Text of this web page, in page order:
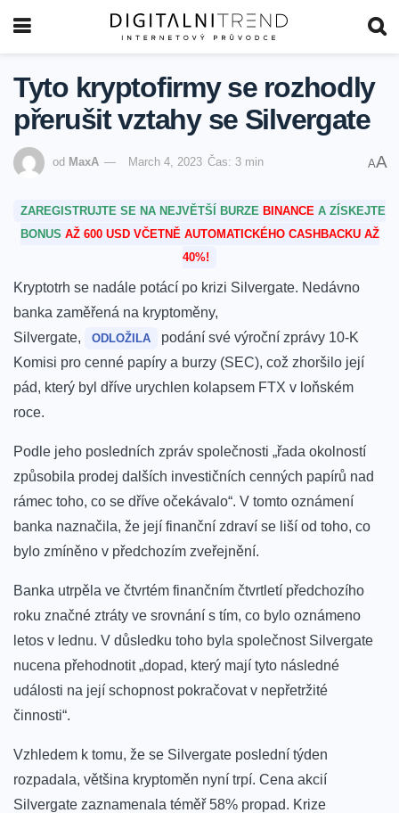
Tyto kryptofirmy se rozhodly
přerušit vztahy se Silvergate
od MaxA March 4, 2023 Čas: 3 min AA
ZAREGISTRUJTE SE NA NEJVĚTŠÍ BURZE BINANCE A ZÍSKEJTE
BONUS AŽ 600 USD VČETNĚ AUTOMATICKÉHO CASHBACKU AŽ
40%!
Kryptotrh se nadále potácí po krizi Silvergate. Nedávno
banka zaměřená na kryptoměny,
Silvergate,
ODLOŽILA
podání své výroční zprávy 10-K
Komisi pro cenné papíry a burzy (SEC), což zhoršilo její
pád, který byl dříve urychlen kolapsem FTX v loňském
roce.
Podle jeho posledních zpráv společnosti „řada okolností
způsobila prodej dalších investičních cenných papírů nad
rámec toho, co se dříve očekávalo“. V tomto oznámení
banka naznačila, že její finanční zdraví se liší od toho, co
bylo zmíněno v předchozím zveřejnění.
Banka utrpěla ve čtvrtém finančním čtvrtletí předchozího
roku značné ztráty ve srovnání s tím, co bylo oznámeno
letos v lednu. V důsledku toho byla společnost Silvergate
nucena přehodnotit „dopad, který mají tyto následné
události na její schopnost pokračovat v nepřetržité
činnosti“.
Vzhledem k tomu, že se Silvergate poslední týden
rozpadala, většina kryptoměn nyní trpí. Cena akcií
Silvergate zaznamenala téměř 58% propad. Krize